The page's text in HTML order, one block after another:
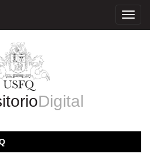
Digital